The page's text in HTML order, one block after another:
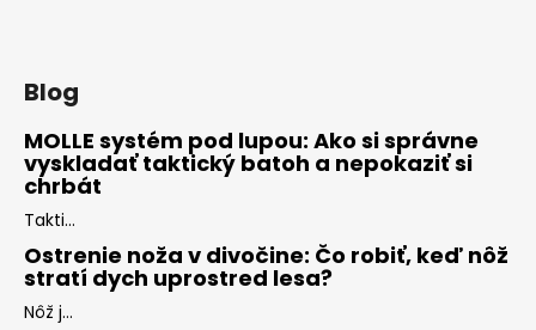
Blog
MOLLE systém pod lupou: Ako si správne
vyskladať taktický batoh a nepokaziť si
chrbát
Takti...
Ostrenie noža v divočine: Čo robiť, keď nôž
stratí dych uprostred lesa?
Nôž j...